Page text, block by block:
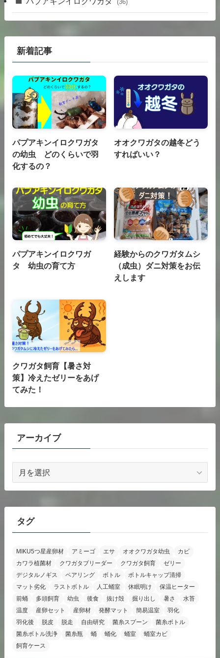
(36)
新着記事
パプアキンイロクワガタ
の幼虫 どのくらいで羽
化するの？
オオクワガタの越冬どう
すればいい？
パプアキンイロクワガ
タ 幼虫の育て方
経験からのクワガタムシ
（成虫）ダニ対策をお伝
えします
クワガタ飼育【暑さ対
策】冷えたゼリーをあげ
てみた！
アーカイブ
カ
タグ
MIKU5つ星産卵材 アミーゴ エサ オオクワガタ幼虫
カビ
カワラ植菌材
クワガタブリーダー クワガタ飼育
ゼリー
デジタルノギス
ペアリング ボトル
ボトルキャップ清掃
マット劣化
ラストボトル 人工蛹室 休眠明け
保温ヒーター
前蛹
多頭飼育 幼虫 後食 抜け殻 掘り出し 暑さ
水苔
温度
産卵セット 産卵材 発酵マット 簡易温室
羽化
羽化後
脱皮 脱走 自由研究 菌糸スプーン
菌糸ボトル
菌糸ボトル洗浄
菌糸瓶 蛹 蛹化 蛹室
蛹室カビ
飼育ケース